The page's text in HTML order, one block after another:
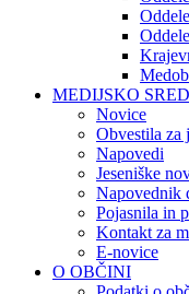
MEDIJSKO
Novice
Obvestila za
Napovedi
Jeseniške
Napovednik
Pojasnila in
Kontakt za
E-novice
O OBČINI